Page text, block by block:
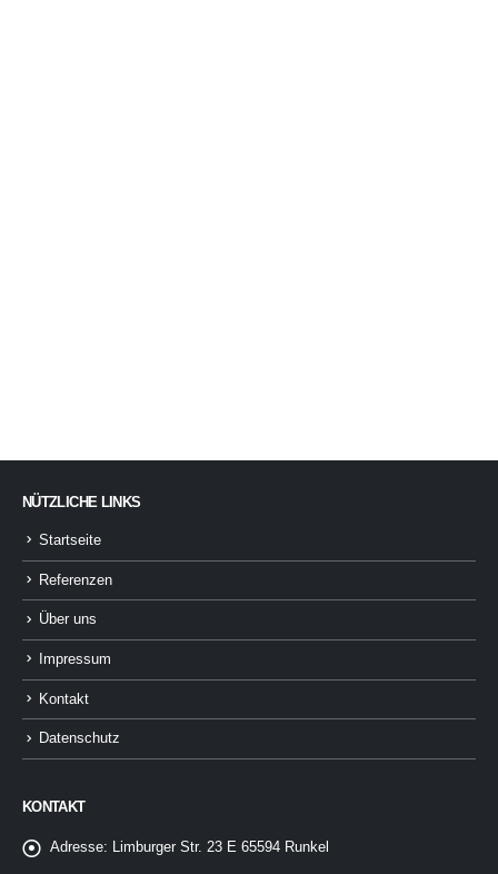
NÜTZLICHE LINKS
Startseite
Referenzen
Über uns
Impressum
Kontakt
Datenschutz
KONTAKT
Adresse: Limburger Str. 23 E 65594 Runkel